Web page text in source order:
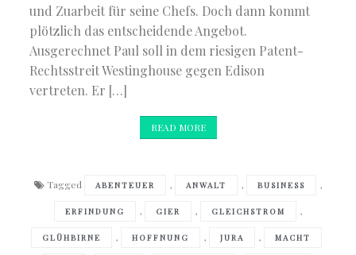
und Zuarbeit für seine Chefs. Doch dann kommt
plötzlich das entscheidende Angebot.
Ausgerechnet Paul soll in dem riesigen Patent-
Rechtsstreit Westinghouse gegen Edison
vertreten. Er […]
READ MORE
Tagged ABENTEUER , ANWALT , BUSINESS ,
ERFINDUNG , GIER , GLEICHSTROM ,
GLÜHBIRNE , HOFFNUNG , JURA , MACHT